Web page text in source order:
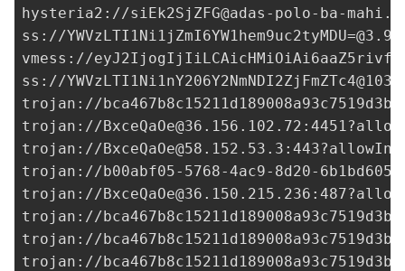
hysteria2://siEk2SjZFG@adas-polo-ba-
ss://
vmess://
ss://
trojan://
trojan://BxceQaOe@36.156.102.72
trojan://BxceQaOe@58.152.53.3
trojan://b00abf05-5768-4ac9-8d20-
trojan://BxceQaOe@36.150.215.236
trojan://
trojan://
trojan://